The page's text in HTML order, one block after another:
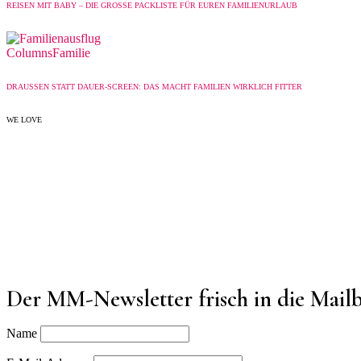
REISEN MIT BABY – DIE GROSSE PACKLISTE FÜR EUREN FAMILIENURLAUB
ColumnsFamilie
DRAUSSEN STATT DAUER-SCREEN: DAS MACHT FAMILIEN WIRKLICH FITTER
WE LOVE
Der MM-Newsletter frisch in die
Name